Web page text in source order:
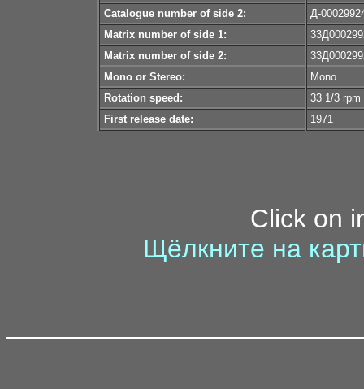
Catalogue number of side 2:
Д-
Matrix number of side 1:
Matrix number of side 2:
Mono or Stereo:
Mono
Rotation speed:
33 1/3 rpm
First release date:
1971
Click on
Щёлкните на